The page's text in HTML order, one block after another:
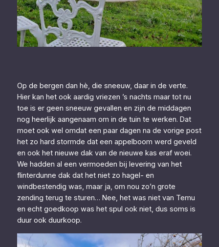
Op de bergen dan hè, die sneeuw, daar in de verte.
Hier kan het ook aardig vriezen ’s nachts maar tot nu
toe is er geen sneeuw gevallen en zijn de middagen
nog heerlijk aangenaam om in de tuin te werken. Dat
moet ook wel omdat een paar dagen na de vorige post
het zo hard stormde dat een appelboom werd geveld
en ook het nieuwe dak van de nieuwe kas eraf woei.
We hadden al een vermoeden bij levering van het
flinterdunne dak dat het niet zo hagel- en
windbestendig was, maar ja, om nou zo’n grote
zending terug te sturen… Nee, het was niet van Temu
en echt goedkoop was het spul ook niet, dus soms is
duur ook duurkoop.